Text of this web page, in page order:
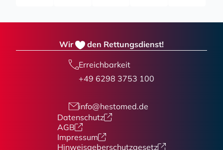
Wir den Rettungsdienst!
Erreichbarkeit
+49 6298 3753 100
info@hestomed.de
Datenschutz
AGB
Impressum
Hinweisgeberschutzgesetz